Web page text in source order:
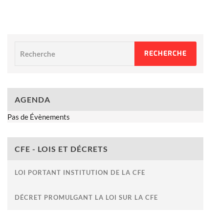
RECHERCHE
AGENDA
Pas de Évènements
CFE - LOIS ET DÉCRETS
LOI PORTANT INSTITUTION DE LA CFE
DÉCRET PROMULGANT LA LOI SUR LA CFE